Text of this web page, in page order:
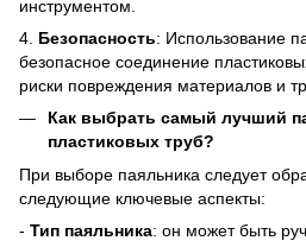
инструментом.
4. Безопасность: Использование
безопасное соединение
риски повреждения материалов и
Как выбрать самый лучший
пластиковых труб?
При выборе паяльника следует
следующие ключевые аспекты:
- Тип паяльника: он может быть